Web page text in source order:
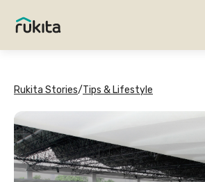
Rukita Stories/Tips & Lifestyle